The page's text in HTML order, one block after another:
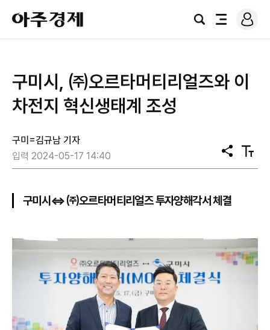
아
주
경
검
전
로
그
구미시, ㈜오르타머티리얼즈와 이
차전지 혁신생태계 조성
구미=김규남 기자
입력 2024-05-17 14:40
공
유
텍
스
구미시⇔㈜오르타머티리얼즈 투자양해각서 체결